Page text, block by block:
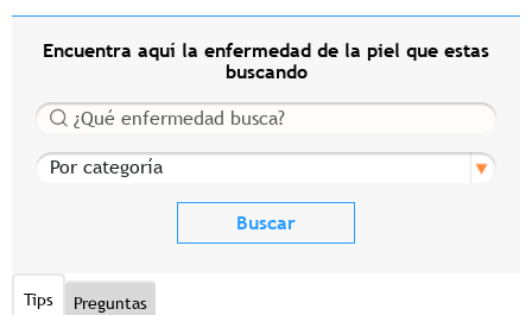
Encuentra aquí la enfermedad de la piel que estas
buscando
Buscar
Por categoría
Tips Preguntas